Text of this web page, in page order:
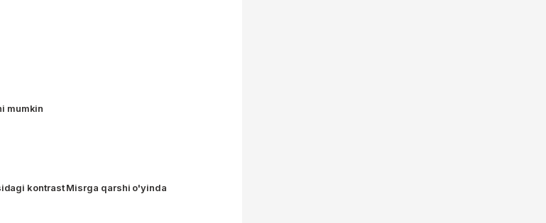
mumkin
kontrast Misrga qarshi o'yinda